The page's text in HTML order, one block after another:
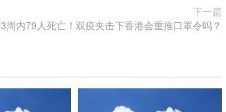
下一篇
3周内79人死亡！双疫夹击下香港会重推口罩令吗？